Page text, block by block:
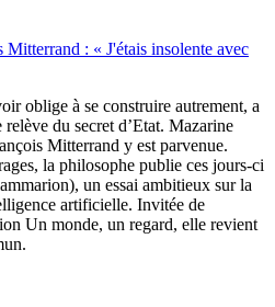
: « J'étais insolente avec
oblige à se construire autrement, a
du secret d’Etat. Mazarine
Mitterrand y est parvenue.
la philosophe publie ces jours-ci
un essai ambitieux sur la
artificielle. Invitée de
Un monde, un regard, elle revient